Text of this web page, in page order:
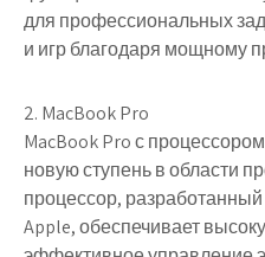
для профессиональных
и игр благодаря мощному
2. MacBook Pro
MacBook Pro с
новую ступень в области
процессор,
Apple, обеспечивает